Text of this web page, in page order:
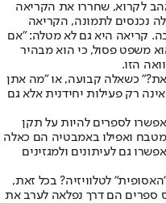
לקרוא, שחררו את הקריאה
נכנסים לתמונה, הקריאה
קריאה היא גם לא מטלה: "אם
משפט פסול, כי הוא מבהיר
הזו.
כשאלה קבועה, או "מה אתן
רק פעילות יחידנית אלא גם
לספרים להיות על תקן
ואפילו באמבטיה הם כאלה
גם לעיתונים ולמגזינים
לטלוויזיה? בכל זאת,
ספרים הם דרך נפלאה לערב את